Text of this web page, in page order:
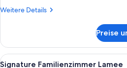
Weitere Details
Weitere
Lamee
Familienzimmer
Preise
Alle
Ein
10
Signature Familienzimmer Lamee